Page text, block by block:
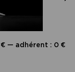
— adhérent : 0 €